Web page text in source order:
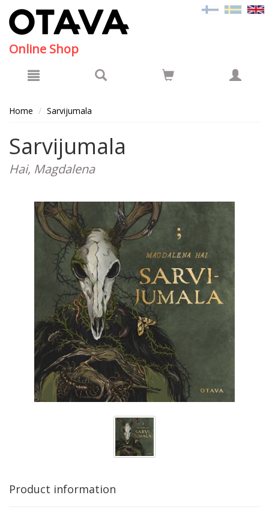
Online Shop
Home Sarvijumala
Sarvijumala
Hai, Magdalena
Product information